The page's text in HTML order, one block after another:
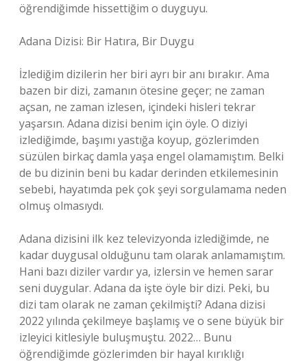
öğrendiğimde hissettiğim o duyguyu.
Adana Dizisi: Bir Hatıra, Bir Duygu
İzlediğim dizilerin her biri ayrı bir anı bırakır. Ama
bazen bir dizi, zamanın ötesine geçer; ne zaman
açsan, ne zaman izlesen, içindeki hisleri tekrar
yaşarsın. Adana dizisi benim için öyle. O diziyi
izlediğimde, başımı yastığa koyup, gözlerimden
süzülen birkaç damla yaşa engel olamamıştım. Belki
de bu dizinin beni bu kadar derinden etkilemesinin
sebebi, hayatımda pek çok şeyi sorgulamama neden
olmuş olmasıydı.
Adana dizisini ilk kez televizyonda izlediğimde, ne
kadar duygusal olduğunu tam olarak anlamamıştım.
Hani bazı diziler vardır ya, izlersin ve hemen sarar
seni duygular. Adana da işte öyle bir dizi. Peki, bu
dizi tam olarak ne zaman çekilmişti? Adana dizisi
2022 yılında çekilmeye başlamış ve o sene büyük bir
izleyici kitlesiyle buluşmuştu. 2022… Bunu
öğrendiğimde gözlerimden bir hayal kırıklığı